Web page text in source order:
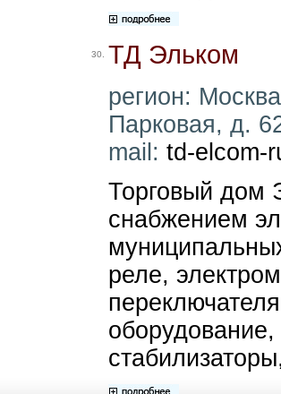
30. ТД Эльком
регион:
Парковая, д.
mail: td-elcom-
Торговый дом
снабжением
реле,